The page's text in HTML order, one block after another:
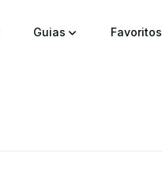
Guias Favoritos